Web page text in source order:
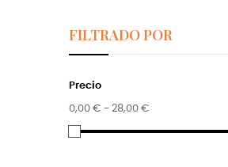
FILTRADO POR
Precio
0,00 € - 28,00 €